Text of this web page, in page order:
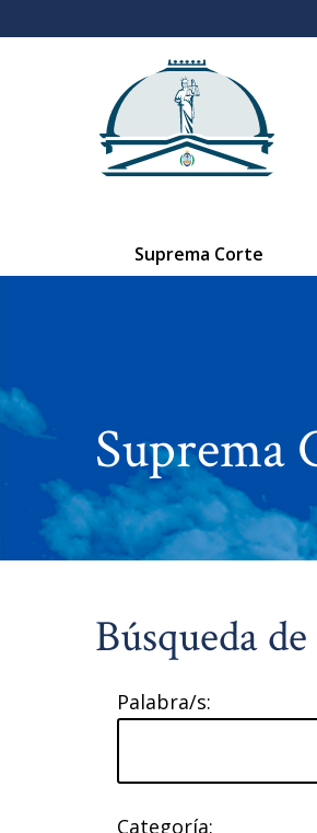
Suprema Corte
Suprema
Búsqueda
Palabra/s:
Categoría: